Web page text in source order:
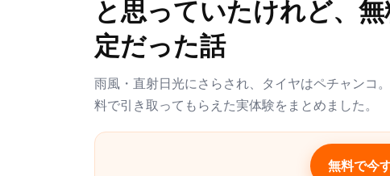
:
と思っていたけれど、
定だった話
雨風・直射日光にさらされ、タイヤはペチャンコ
料で引き取ってもらえた実体験をまとめました。
無料で今